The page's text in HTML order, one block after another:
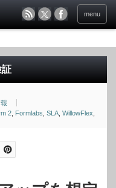
menu
証
2 Formlabs SLA WillowFlex